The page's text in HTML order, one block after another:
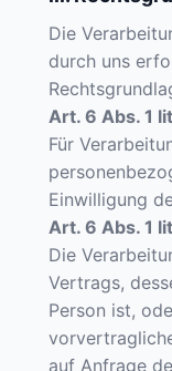
Die
durch uns
Art. 6 Abs. 1
Für
Einwilligung
Art. 6 Abs. 1
Die
Vertrags,
Person ist,
auf Anfrage